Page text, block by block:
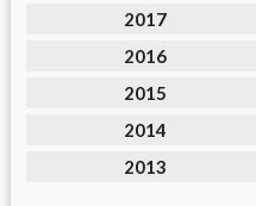
2017
2016
2015
2014
2013